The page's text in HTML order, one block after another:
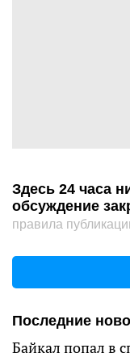
Здесь 24 часа
обсуждение
правила
Последние
Байкал попал в